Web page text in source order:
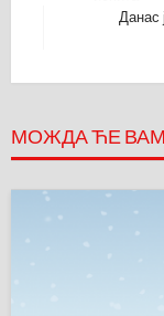
чланка Данас
МОЖДА ЋЕ